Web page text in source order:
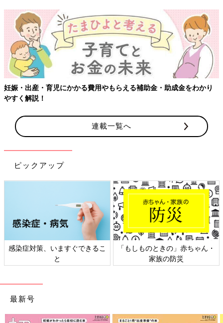
【ワクチン接種できるものも】妊婦の感染症対策、知っておいて！
連載一覧へ
ピックアップ
日本外来小児科学会リーフレッ
ト検討会
六星占術 細木かおりさんの人生
相談
最新号